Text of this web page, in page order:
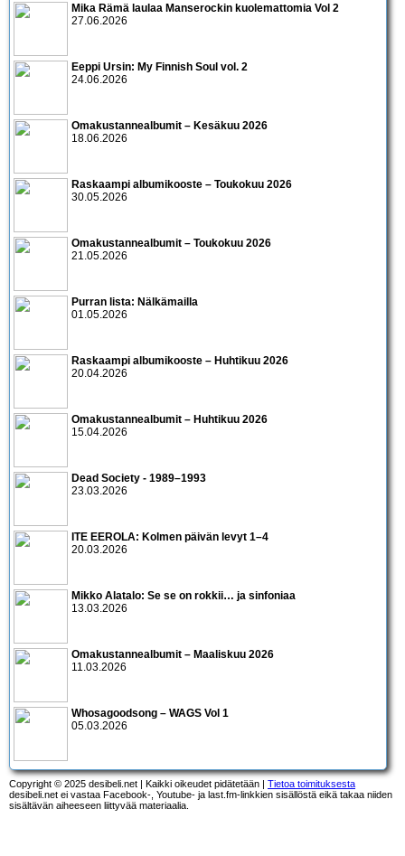
Mika Rämä laulaa Manserockin kuolemattomia Vol 2
27.06.2026
Eeppi Ursin: My Finnish Soul vol. 2
24.06.2026
Omakustannealbumit – Kesäkuu 2026
18.06.2026
Raskaampi albumikooste – Toukokuu 2026
30.05.2026
Omakustannealbumit – Toukokuu 2026
21.05.2026
Purran lista: Nälkämailla
01.05.2026
Raskaampi albumikooste – Huhtikuu 2026
20.04.2026
Omakustannealbumit – Huhtikuu 2026
15.04.2026
Dead Society - 1989–1993
23.03.2026
ITE EEROLA: Kolmen päivän levyt 1–4
20.03.2026
Mikko Alatalo: Se se on rokkii… ja sinfoniaa
13.03.2026
Omakustannealbumit – Maaliskuu 2026
11.03.2026
Whosagoodsong – WAGS Vol 1
05.03.2026
Copyright © 2025 desibeli.net | Kaikki oikeudet pidätetään | Tietoa toimituksesta
desibeli.net ei vastaa Facebook-, Youtube- ja last.fm-linkkien sisällöstä eikä takaa niiden
sisältävän aiheeseen liittyvää materiaalia.